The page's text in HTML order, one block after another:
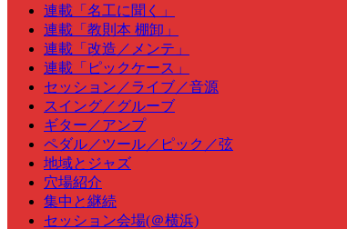
content
連載「名工に聞く」
連載「教則本 棚卸」
連載「改造／メンテ」
連載「ピックケース」
セッション／ライブ／音源
スイング／グルーブ
ギター／アンプ
ペダル／ツール／ピック／弦
地域とジャズ
穴場紹介
集中と継続
セッション会場(＠横浜)